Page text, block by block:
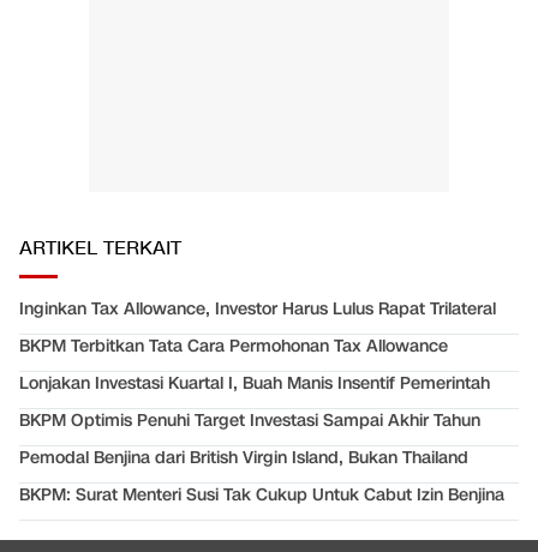
ARTIKEL TERKAIT
Inginkan Tax Allowance, Investor Harus Lulus Rapat Trilateral
BKPM Terbitkan Tata Cara Permohonan Tax Allowance
Lonjakan Investasi Kuartal I, Buah Manis Insentif Pemerintah
BKPM Optimis Penuhi Target Investasi Sampai Akhir Tahun
Pemodal Benjina dari British Virgin Island, Bukan Thailand
BKPM: Surat Menteri Susi Tak Cukup Untuk Cabut Izin Benjina